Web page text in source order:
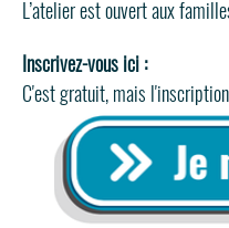
L’atelier est ouvert aux
Inscrivez-vous ici :
C'est gratuit, mais